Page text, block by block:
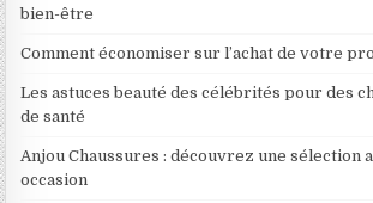
bien-être
Comment économiser sur l’achat de votre
Les astuces beauté des célébrités pour des
de santé
Anjou Chaussures : découvrez une sélection
occasion